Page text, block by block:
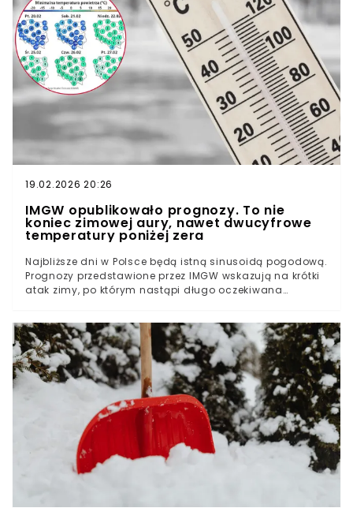
sezonowych i element prawidłowego funkcjonowania
ekosystemu.W polskich lasach pojawiły się chmary
tysięcy organizmówCzym są pchły śnieżne?Ważna rola
w glebie. Jedne z najstarszych organizmów lądowych
19.02.2026 20:26
IMGW opublikowało prognozy. To nie
koniec zimowej aury, nawet dwucyfrowe
temperatury poniżej zera
Najbliższe dni w Polsce będą istną sinusoidą pogodową.
Prognozy przedstawione przez IMGW wskazują na krótki
atak zimy, po którym nastąpi długo oczekiwana